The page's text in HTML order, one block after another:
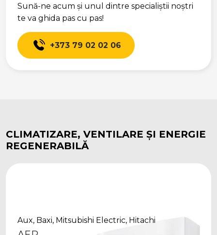
Sună-ne acum și unul dintre specialiștii noștri
te va ghida pas cu pas!
+373 79 02 02 06
CLIMATIZARE, VENTILARE ȘI ENERGIE
REGENERABILĂ
Aux, Baxi, Mitsubishi Electric, Hitachi